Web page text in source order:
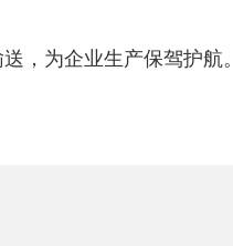
，为企业生产保驾护航。